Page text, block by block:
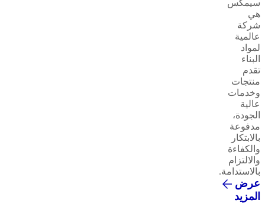
سيمكس
هي
شركة
عالمية
لمواد
البناء
تقدم
منتجات
وخدمات
عالية
الجودة،
مدفوعة
بالابتكار
والكفاءة
والالتزام
بالاستدامة.
عرض
المزيد